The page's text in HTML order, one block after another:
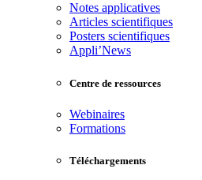
Notes applicatives
Articles scientifiques
Posters scientifiques
Appli’News
Centre de ressources
Webinaires
Formations
Téléchargements